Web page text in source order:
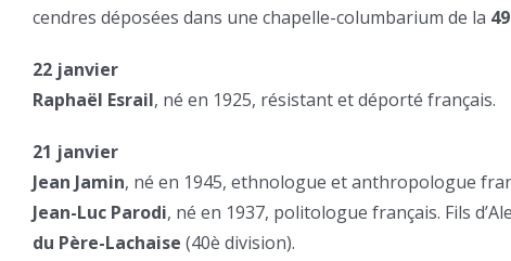
cendres déposées dans une chapelle-columbarium de la
22 janvier
Raphaël Esrail, né en 1925, résistant et déporté français.
21 janvier
Jean Jamin, né en 1945, ethnologue et anthropologue
Jean-Luc Parodi, né en 1937, politologue français. Fils
du Père-Lachaise (40è division).